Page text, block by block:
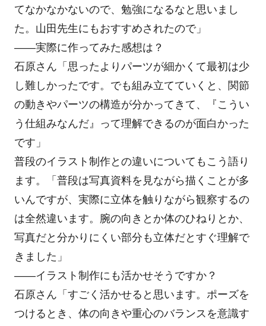
てなかなかないので、勉強になるなと思いまし
た。山田先生にもおすすめされたので」
――実際に作ってみた感想は？
石原さん「思ったよりパーツが細かくて最初は少
し難しかったです。でも組み立てていくと、関節
の動きやパーツの構造が分かってきて、『こうい
う仕組みなんだ』って理解できるのが面白かった
です」
普段のイラスト制作との違いについてもこう語り
ます。「普段は写真資料を見ながら描くことが多
いんですが、実際に立体を触りながら観察するの
は全然違います。腕の向きとか体のひねりとか、
写真だと分かりにくい部分も立体だとすぐ理解で
きました」
――イラスト制作にも活かせそうですか？
石原さん「すごく活かせると思います。ポーズを
つけるとき、体の向きや重心のバランスを意識す